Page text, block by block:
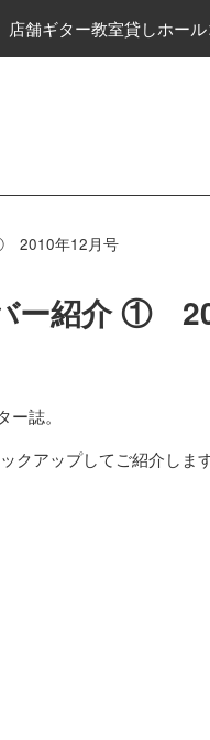
店舗ギター教室貸しホール
2010年12月号
ー紹介 ①
誌。
クアップしてご紹介します